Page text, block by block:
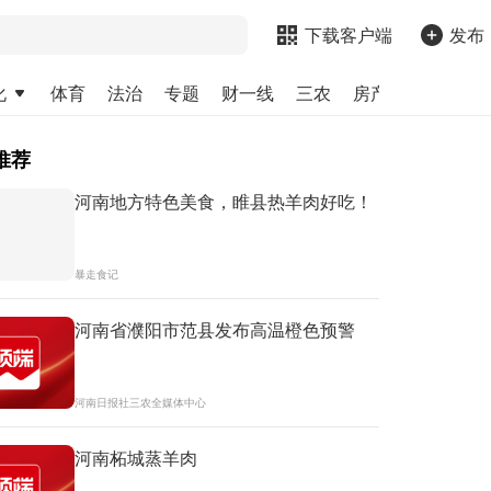
下载客户端 发布
体育 法治 专题 财一线 三农 房产
荐
河南地方特色美食，睢县热羊肉好吃！
暴走食记
河南省濮阳市范县发布高温橙色预警
河南日报社三农全媒体中心
河南柘城蒸羊肉